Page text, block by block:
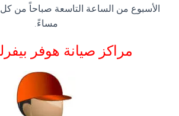
الأسبوع من الساعة التاسعة صباحاً من
مساءً.
مراكز صيانة هوفر